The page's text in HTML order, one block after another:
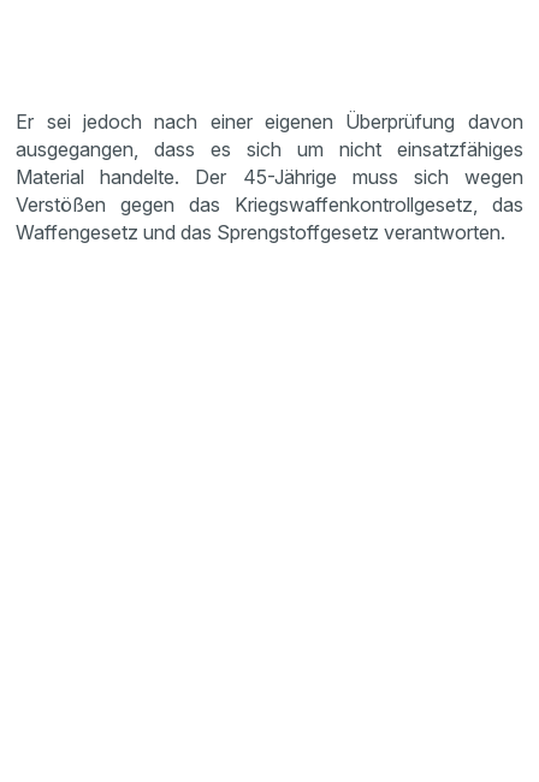
Er sei jedoch nach einer eigenen Überprüfung davon
ausgegangen, dass es sich um nicht einsatzfähiges
Material handelte. Der 45-Jährige muss sich wegen
Verstößen gegen das Kriegswaffenkontrollgesetz, das
Waffengesetz und das Sprengstoffgesetz verantworten.